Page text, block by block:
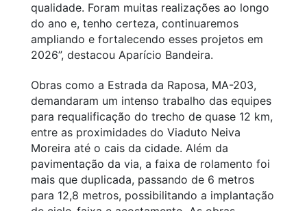
qualidade. Foram muitas realizações ao longo
do ano e, tenho certeza, continuaremos
ampliando e fortalecendo esses projetos em
2026”, destacou Aparício Bandeira.
Obras como a Estrada da Raposa, MA-203,
demandaram um intenso trabalho das equipes
para requalificação do trecho de quase 12 km,
entre as proximidades do Viaduto Neiva
Moreira até o cais da cidade. Além da
pavimentação da via, a faixa de rolamento foi
mais que duplicada, passando de 6 metros
para 12,8 metros, possibilitando a implantação